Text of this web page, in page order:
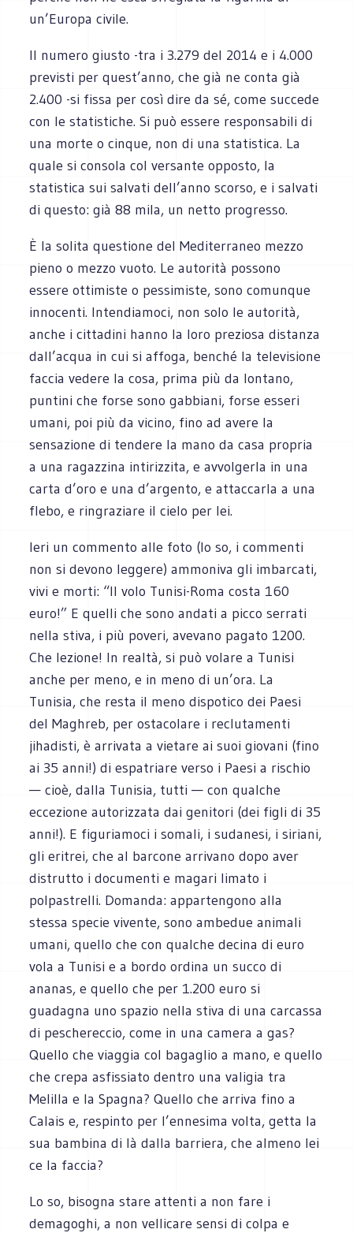
un’Europa civile.
Il numero giusto -tra i 3.279 del 2014 e i 4.000
previsti per quest’anno, che già ne conta già
2.400 -si fissa per così dire da sé, come succede
con le statistiche. Si può essere responsabili di
una morte o cinque, non di una statistica. La
quale si consola col versante opposto, la
statistica sui salvati dell’anno scorso, e i salvati
di questo: già 88 mila, un netto progresso.
È la solita questione del Mediterraneo mezzo
pieno o mezzo vuoto. Le autorità possono
essere ottimiste o pessimiste, sono comunque
innocenti. Intendiamoci, non solo le autorità,
anche i cittadini hanno la loro preziosa distanza
dall’acqua in cui si affoga, benché la televisione
faccia vedere la cosa, prima più da lontano,
puntini che forse sono gabbiani, forse esseri
umani, poi più da vicino, fino ad avere la
sensazione di tendere la mano da casa propria
a una ragazzina intirizzita, e avvolgerla in una
carta d’oro e una d’argento, e attaccarla a una
flebo, e ringraziare il cielo per lei.
Ieri un commento alle foto (lo so, i commenti
non si devono leggere) ammoniva gli imbarcati,
vivi e morti: “Il volo Tunisi-Roma costa 160
euro!” E quelli che sono andati a picco serrati
nella stiva, i più poveri, avevano pagato 1200.
Che lezione! In realtà, si può volare a Tunisi
anche per meno, e in meno di un’ora. La
Tunisia, che resta il meno dispotico dei Paesi
del Maghreb, per ostacolare i reclutamenti
jihadisti, è arrivata a vietare ai suoi giovani (fino
ai 35 anni!) di espatriare verso i Paesi a rischio
— cioè, dalla Tunisia, tutti — con qualche
eccezione autorizzata dai genitori (dei figli di 35
anni!). E figuriamoci i somali, i sudanesi, i siriani,
gli eritrei, che al barcone arrivano dopo aver
distrutto i documenti e magari limato i
polpastrelli. Domanda: appartengono alla
stessa specie vivente, sono ambedue animali
umani, quello che con qualche decina di euro
vola a Tunisi e a bordo ordina un succo di
ananas, e quello che per 1.200 euro si
guadagna uno spazio nella stiva di una carcassa
di peschereccio, come in una camera a gas?
Quello che viaggia col bagaglio a mano, e quello
che crepa asfissiato dentro una valigia tra
Melilla e la Spagna? Quello che arriva fino a
Calais e, respinto per l’ennesima volta, getta la
sua bambina di là dalla barriera, che almeno lei
ce la faccia?
Lo so, bisogna stare attenti a non fare i
demagoghi, a non vellicare sensi di colpa e